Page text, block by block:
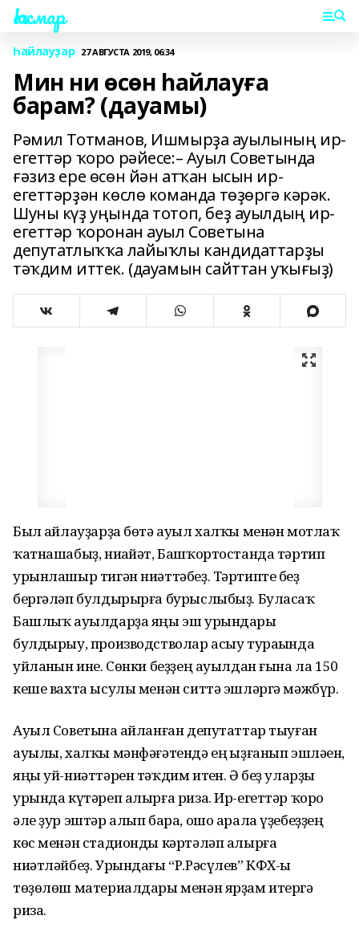
Һаҡмар
Һайлауҙар 27 АВГУСТА 2019, 06:34
Мин ни өсөн һайлауға
барам? (дауамы)
Рәмил Тотманов, Ишмырҙа ауылының ир-
егеттәр ҡоро рәйесе:– Ауыл Советында
ғәзиз ере өсөн йән атҡан ысын ир-
егеттәрҙән көслө команда төҙөргә кәрәк.
Шуны күҙ уңында тотоп, беҙ ауылдың ир-
егеттәр ҡоронан ауыл Советына
депутатлыҡҡа лайыҡлы кандидаттарҙы
тәҡдим иттек. (дауамын сайттан уҡығыҙ)
Был һайлауҙарҙа бөтә ауыл халҡы менән мотлаҡ
ҡатнашабыҙ, ниһайәт, Башҡортостанда тәртип
урынлашыр тигән ниәттәбеҙ. Тәртипте беҙ
бергәләп булдырырға бурыслыбыҙ. Буласаҡ
Башлыҡ ауылдарҙа яңы эш урындары
булдырыу, производстволар асыу тураһында
уйланһын ине. Сөнки беҙҙең ауылдан ғына ла 150
кеше вахта ысулы менән ситтә эшләргә мәжбүр.
Ауыл Советына һайланған депутаттар тыуған
ауылы, халҡы мәнфәғәтендә ең һыҙғанып эшләһен,
яңы уй-ниәттәрен тәҡдим итһен. Ә беҙ уларҙы
урында күтәреп алырға риза. Ир-егеттәр ҡоро
әле ҙур эштәр алып бара, ошо арала үҙебеҙҙең
көс менән стадионды кәртәләп алырға
ниәтләйбеҙ. Урындағы “Р.Рәсүлев” КФХ-һы
төҙөлөш материалдары менән ярҙам итергә
риза.